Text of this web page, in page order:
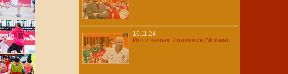
16.11.24
Итоги сезона: Локомотив (Москва)